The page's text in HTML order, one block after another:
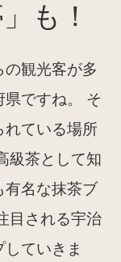
も！
の観光客が多
県ですね。 そ
れている場所
級茶として知
有名な抹茶ブ
目される宇治
ていきま